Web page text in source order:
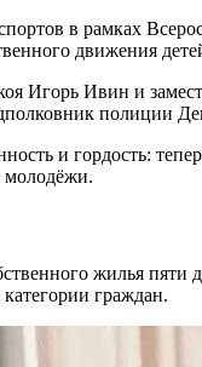
в рамках
движения
Игорь Ивин и
полиции
и гордость:
молодёжи.
жилья
граждан.